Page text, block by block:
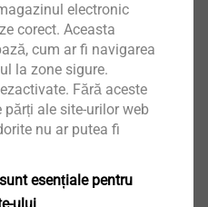
electronic
corect. Aceasta
cum ar fi navigarea
la zone sigure.
Fără aceste
ale site-urilor web
nu ar putea fi
esențiale pentru